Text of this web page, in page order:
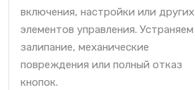
включения, настройки или других
элементов управления. Устраняем
залипание, механические
повреждения или полный отказ
кнопок.